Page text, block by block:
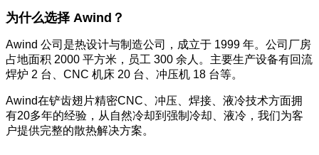
为什么选择 Awind？
Awind 公司是热设计与制造公司，成立于 1999 年。公司厂房
占地面积 2000 平方米，员工 300 余人。主要生产设备有回流
焊炉 2 台、CNC 机床 20 台、冲压机 18 台等。
Awind在铲齿翅片精密CNC、冲压、焊接、液冷技术方面拥
有20多年的经验，从自然冷却到强制冷却、液冷，我们为客
户提供完整的散热解决方案。